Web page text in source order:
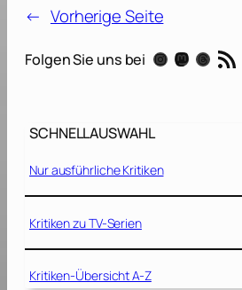
2
1
a
w
o
u
t
e
(
l
f
t
[
0
1
3
]
← Vorherige Seite
Folgen Sie uns bei Instagram Mastodon Threads RSS-Feed
SCHNELLAUSWAHL
Nur ausführliche Kritiken
Kritiken zu TV-Serien
Kritiken-Übersicht A-Z